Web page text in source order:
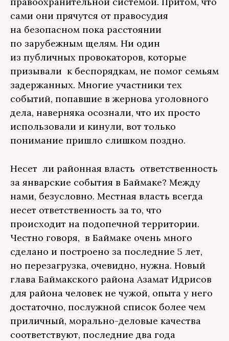
сами они прячутся от правосудия
на безопасном пока расстоянии
по зарубежным щелям. Ни один
из публичных провокаторов, которые
призывали к беспорядкам, не помог семьям
задержанных. Многие участники тех
событий, попавшие в жернова уголовного
дела, наверняка осознали, что их просто
использовали и кинули, вот только
понимание пришло слишком поздно.
Несет ли районная власть ответственность
за январские события в Баймаке? Между
нами, безусловно. Местная власть всегда
несет ответственность за то, что
происходит на подопечной территории.
Честно говоря, в Баймаке очень много
сделано и построено за последние 5 лет,
но перезагрузка, очевидно, нужна. Новый
глава Баймакского района Азамат Идрисов
для района человек не чужой, опыта у него
достаточно, послужной список более чем
приличный, морально-деловые качества
соответствуют, последние два года